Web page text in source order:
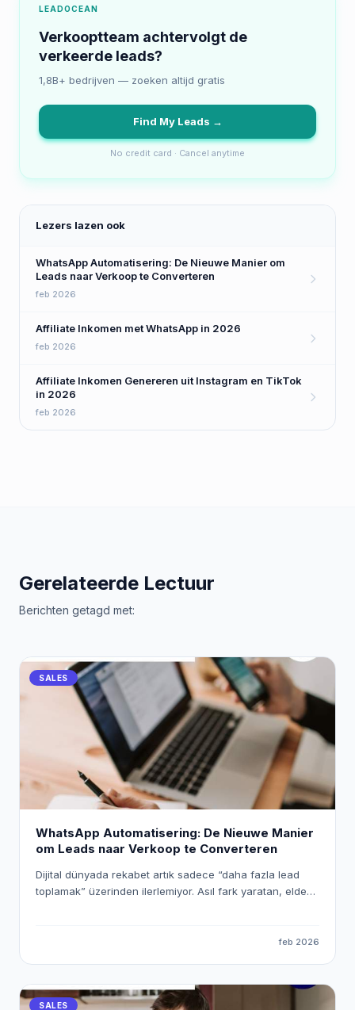
LEADOCEAN
Verkooptteam achtervolgt de
verkeerde leads?
1,8B+ bedrijven — zoeken altijd gratis
Find My Leads →
No credit card · Cancel anytime
Lezers lazen ook
WhatsApp Automatisering: De Nieuwe Manier om
Leads naar Verkoop te Converteren
feb 2026
Affiliate Inkomen met WhatsApp in 2026
feb 2026
Affiliate Inkomen Genereren uit Instagram en TikTok
in 2026
feb 2026
Gerelateerde Lectuur
Berichten getagd met:
SALES
WhatsApp Automatisering: De Nieuwe Manier
om Leads naar Verkoop te Converteren
Dijital dünyada rekabet artık sadece “daha fazla lead
toplamak” üzerinden ilerlemiyor. Asıl fark yaratan, elde
etkileşim oranlarıyla en güçlü iletişim kanallarından biri
yazıda, n8n kullanarak WhatsApp otomasyonu kurmayı,
feb 2026
SALES